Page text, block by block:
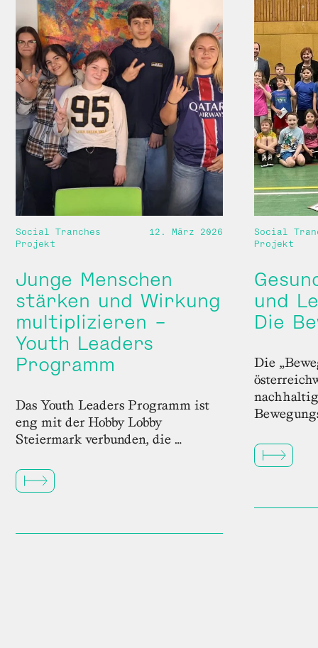
Social Tranches
Projekt
12. März 2026
Junge Menschen
stärken und Wirkung
multiplizieren –
Youth Leaders
Programm
Das Youth Leaders Programm ist
eng mit der Hobby Lobby
Steiermark verbunden, die …
Social
Projekt
und
Die
Die